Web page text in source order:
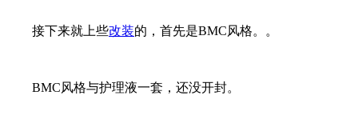
接下来就上些改装的，首先是BMC风格。。
BMC风格与护理液一套，还没开封。